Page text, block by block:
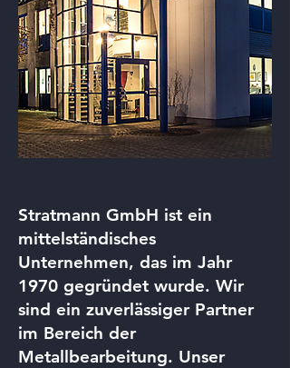
Stratmann GmbH ist ein
mittelständisches
Unternehmen, das im Jahr
1970 gegründet wurde. Wir
sind ein zuverlässiger Partner
im Bereich der
Metallbearbeitung. Unser